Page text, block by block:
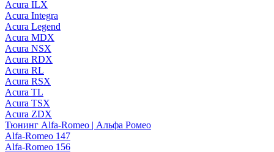
Acura ILX
Acura Integra
Acura Legend
Acura MDX
Acura NSX
Acura RDX
Acura RL
Acura RSX
Acura TL
Acura TSX
Acura ZDX
Тюнинг Alfa-Romeo | Альфа Ромео
Alfa-Romeo 147
Alfa-Romeo 156